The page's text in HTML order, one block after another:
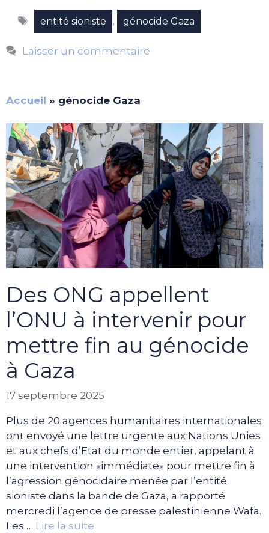
Étiquettes
entité sioniste , génocide Gaza
Laisser un commentaire
Accueil » génocide Gaza
Des ONG appellent
l’ONU à intervenir pour
mettre fin au génocide
à Gaza
17 septembre 2025
Plus de 20 agences humanitaires internationales
ont envoyé une lettre urgente aux Nations Unies
et aux chefs d’Etat du monde entier, appelant à
une intervention «immédiate» pour mettre fin à
l’agression génocidaire menée par l’entité
sioniste dans la bande de Gaza, a rapporté
mercredi l’agence de presse palestinienne Wafa.
Les … Lire la suite